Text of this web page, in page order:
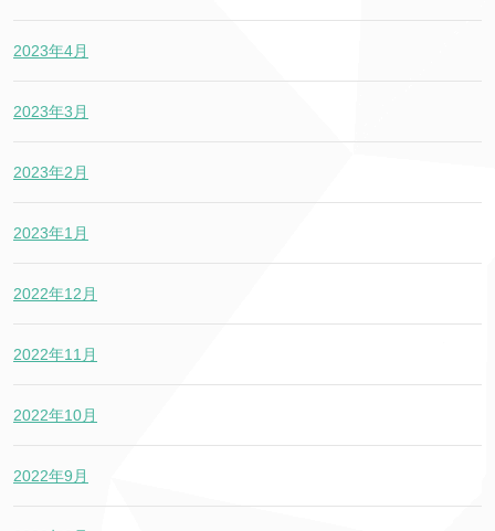
2023年4月
2023年3月
2023年2月
2023年1月
2022年12月
2022年11月
2022年10月
2022年9月